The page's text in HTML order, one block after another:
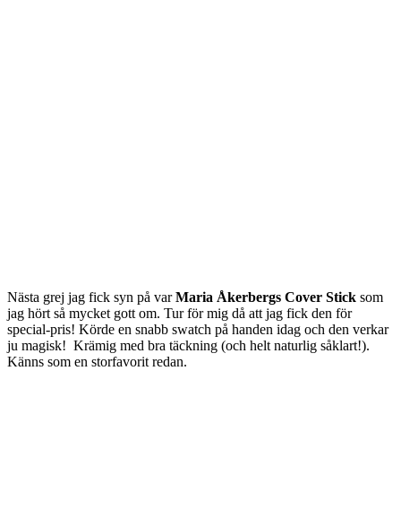
Nästa grej jag fick syn på varMaria Åkerbergs Cover Stick som
jag hört så mycket gott om. Tur för mig då att jag fick den för
special-pris! Körde en snabb swatch på handen idag och den verkar
ju magisk! Krämig med bra täckning (och helt naturlig såklart!).
Känns som en storfavorit redan.